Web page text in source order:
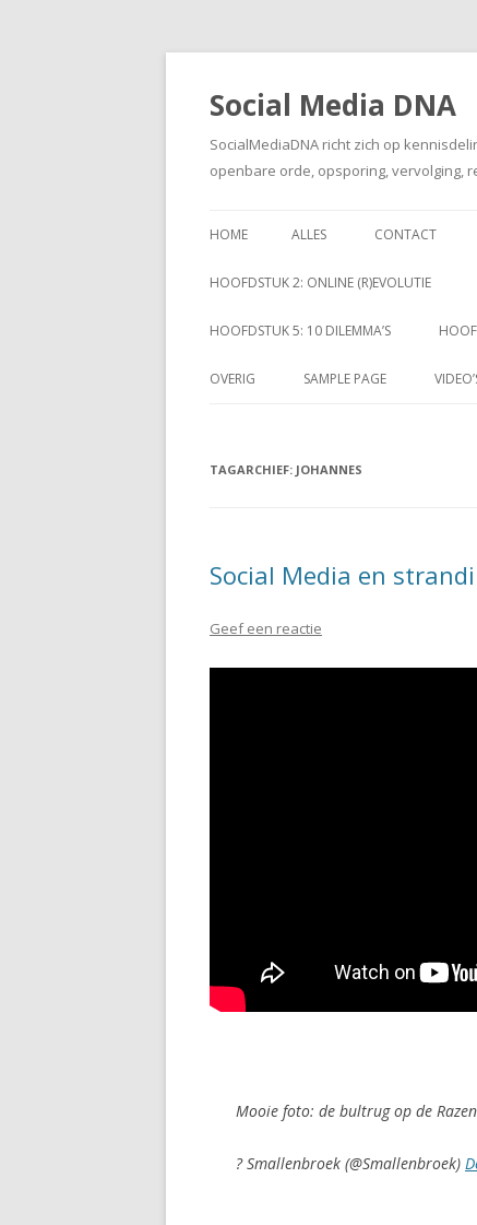
Social Media DNA
SocialMediaDNA richt zich op
openbare orde, opsporing, vervolging,
HOME ALLES CONTACT
HOOFDSTUK 2: ONLINE (R)EVOLUTIE
HOOFDSTUK 5: 10 DILEMMA’S
OVERIG SAMPLE PAGE
TAGARCHIEF: JOHANNES
Social Media en
Geef een reactie
Mooie foto: de bultrug op de
? Smallenbroek (@Smallenbroek)